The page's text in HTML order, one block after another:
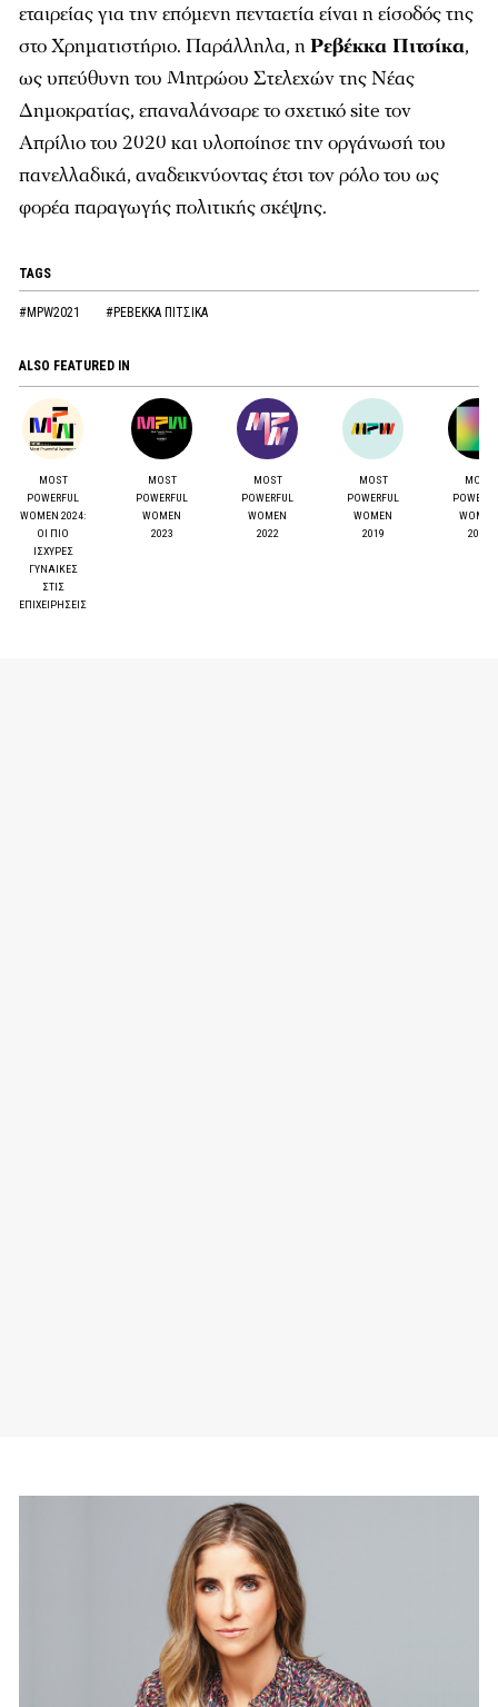
εταιρείας για την επόμενη πενταετία είναι η είσοδός της
στο Χρηματιστήριο. Παράλληλα, ηΡεβέκκα Πιτσίκα,
ως υπεύθυνη του Μητρώου Στελεχών της Νέας
Δημοκρατίας, επαναλάνσαρε το σχετικό site τον
Απρίλιο του 2020 και υλοποίησε την οργάνωσή του
πανελλαδικά, αναδεικνύοντας έτσι τον ρόλο του ως
φορέα παραγωγής πολιτικής σκέψης.
TAGS
#MPW2021 #ΡΕΒΕΚΚΑ ΠΙΤΣΙΚΑ
ALSO FEATURED IN
MOST
POWERFUL
WOMEN 2024:
ΟΙ ΠΙΟ
ΙΣΧΥΡΕΣ
ΓΥΝΑΙΚΕΣ
ΣΤΙΣ
ΕΠΙΧΕΙΡΗΣΕΙΣ
MOST
POWERFUL
WOMEN
2023
MOST
POWERFUL
WOMEN
2022
MOST
POWERFUL
WOMEN
2019
MOST
WOMEN
2017